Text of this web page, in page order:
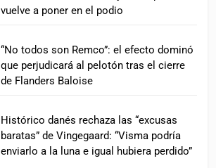
vuelve a poner en el podio
“No todos son Remco”: el efecto dominó
que perjudicará al pelotón tras el cierre
de Flanders Baloise
Histórico danés rechaza las “excusas
baratas” de Vingegaard: “Visma podría
enviarlo a la luna e igual hubiera perdido”